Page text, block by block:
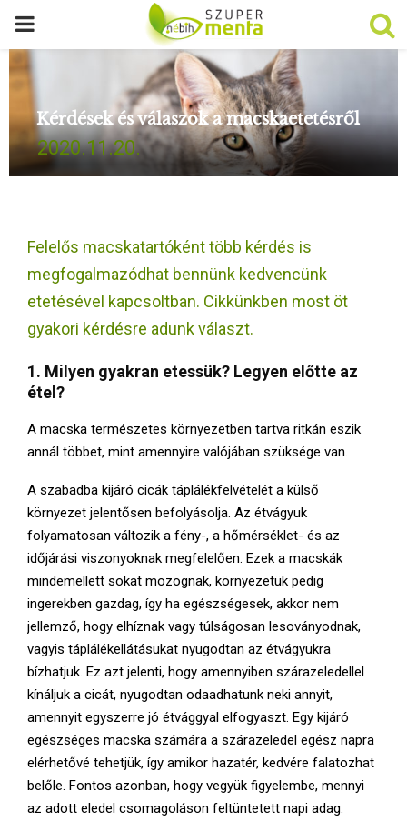
P
R
I
M
R
M
U
Kérdések és válaszok a macskaetetésről
2020.11.20.
Felelős macskatartóként több kérdés is
megfogalmazódhat bennünk kedvencünk
etetésével kapcsoltban. Cikkünkben most öt
gyakori kérdésre adunk választ.
1. Milyen gyakran etessük? Legyen előtte az
étel?
A macska természetes környezetben tartva ritkán eszik
annál többet, mint amennyire valójában szüksége van.
A szabadba kijáró cicák táplálékfelvételét a külső
környezet jelentősen befolyásolja. Az étvágyuk
folyamatosan változik a fény-, a hőmérséklet- és az
időjárási viszonyoknak megfelelően. Ezek a macskák
mindemellett sokat mozognak, környezetük pedig
ingerekben gazdag, így ha egészségesek, akkor nem
jellemző, hogy elhíznak vagy túlságosan lesoványodnak,
vagyis táplálékellátásukat nyugodtan az étvágyukra
bízhatjuk. Ez azt jelenti, hogy amennyiben szárazeledellel
kínáljuk a cicát, nyugodtan odaadhatunk neki annyit,
amennyit egyszerre jó étvággyal elfogyaszt. Egy kijáró
egészséges macska számára a szárazeledel egész napra
elérhetővé tehetjük, így amikor hazatér, kedvére falatozhat
belőle. Fontos azonban, hogy vegyük figyelembe, mennyi
az adott eledel csomagoláson feltüntetett napi adag.